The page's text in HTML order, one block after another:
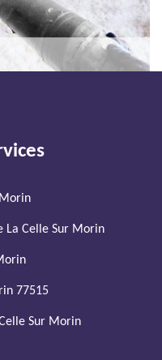
La Celle Sur Morin
77515
Sur Morin